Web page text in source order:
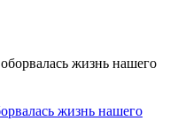
жизнь нашего